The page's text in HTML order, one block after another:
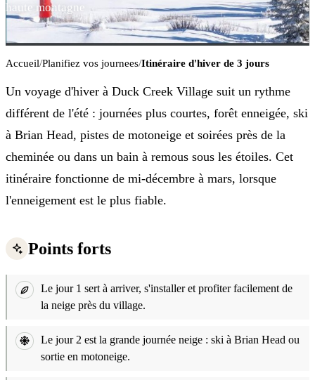
haute montagne
Accueil/Planifiez vos journees/Itinéraire d'hiver de 3 jours
Un voyage d'hiver à Duck Creek Village suit un rythme
différent de l'été : journées plus courtes, forêt enneigée, ski
à Brian Head, pistes de motoneige et soirées près de la
cheminée ou dans un bain à remous sous les étoiles. Cet
itinéraire fonctionne de mi-décembre à mars, lorsque
l'enneigement est le plus fiable.
Points forts
Le jour 1 sert à arriver, s'installer et profiter facilement de
la neige près du village.
Le jour 2 est la grande journée neige : ski à Brian Head ou
sortie en motoneige.